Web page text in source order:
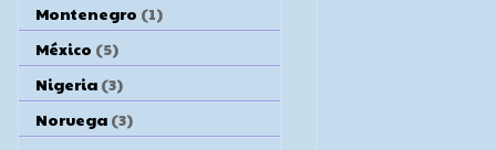
Montenegro (1)
México (5)
Nigeria (3)
Noruega (3)